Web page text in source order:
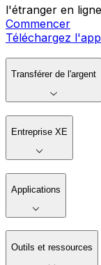
l'étranger en
Commencer
Téléchargez
Transférer de l'argent
Entreprise XE
Applications
Outils et ressources